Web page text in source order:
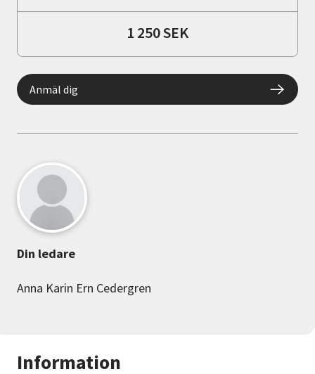
Information
1 250 SEK
Anmäl dig
Din ledare
Anna Karin Ern Cedergren